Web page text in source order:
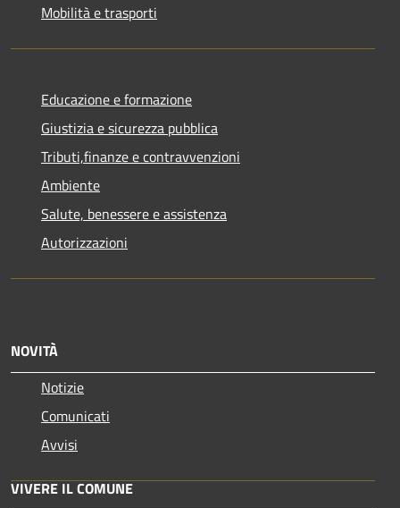
Mobilità e trasporti
Educazione e formazione
Giustizia e sicurezza pubblica
Tributi,finanze e contravvenzioni
Ambiente
Salute, benessere e assistenza
Autorizzazioni
NOVITÀ
Notizie
Comunicati
Avvisi
VIVERE IL COMUNE